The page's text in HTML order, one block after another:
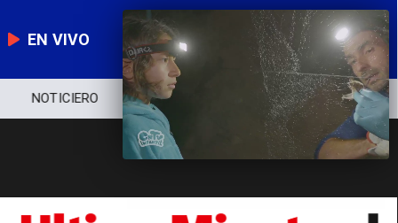
EN VIVO
NOTICIERO POLÍTICA ECONOMÍA